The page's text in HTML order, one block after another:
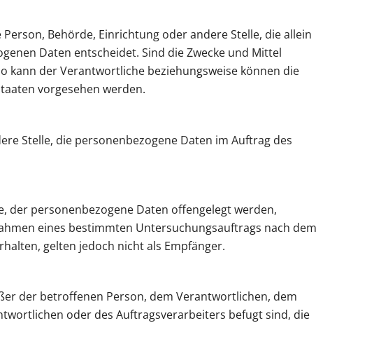
Behörde, Einrichtung oder andere Stelle, die allein
Daten entscheidet. Sind die Zwecke und Mittel
kann der Verantwortliche beziehungsweise können die
vorgesehen werden.
Stelle, die personenbezogene Daten im Auftrag des
der personenbezogene Daten offengelegt werden,
eines bestimmten Untersuchungsauftrags nach dem
gelten jedoch nicht als Empfänger.
der betroffenen Person, dem Verantwortlichen, dem
oder des Auftragsverarbeiters befugt sind, die